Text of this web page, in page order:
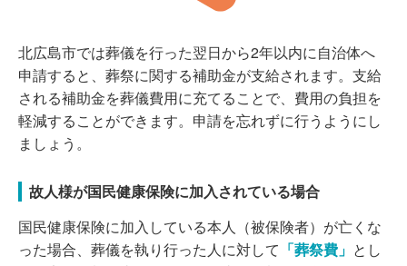
北広島市では葬儀を行った翌日から2年以内に自治体へ
申請すると、葬祭に関する補助金が支給されます。支給
される補助金を葬儀費用に充てることで、費用の負担を
軽減することができます。申請を忘れずに行うようにし
ましょう。
故人様が国民健康保険に加入されている場合
国民健康保険に加入している本人（被保険者）が亡くな
った場合、葬儀を執り行った人に対して 「葬祭費」 とし